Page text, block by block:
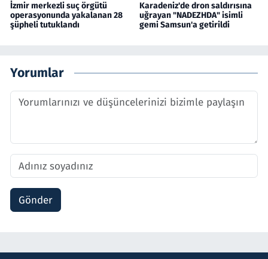
İzmir merkezli suç örgütü
operasyonunda yakalanan 28
şüpheli tutuklandı
Karadeniz'de dron saldırısına
uğrayan "NADEZHDA" isimli
gemi Samsun'a getirildi
Yorumlar
Gönder